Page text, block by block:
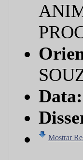
Data:
Mostrar